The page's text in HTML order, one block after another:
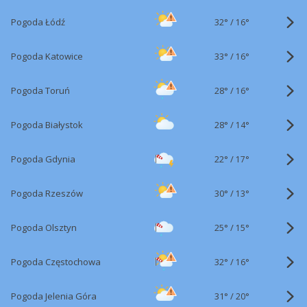
Pogoda Łódź 32° / 16°
Pogoda Katowice 33° / 16°
Pogoda Toruń 28° / 16°
Pogoda Białystok 28° / 14°
Pogoda Gdynia 22° / 17°
Pogoda Rzeszów 30° / 13°
Pogoda Olsztyn 25° / 15°
Pogoda Częstochowa 32° / 16°
Pogoda Jelenia Góra 31° /20°